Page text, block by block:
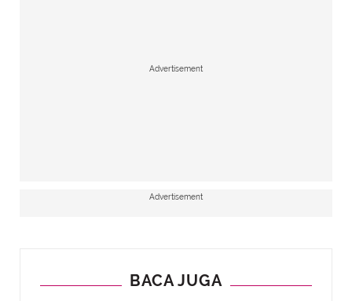
Advertisement
Advertisement
BACA JUGA